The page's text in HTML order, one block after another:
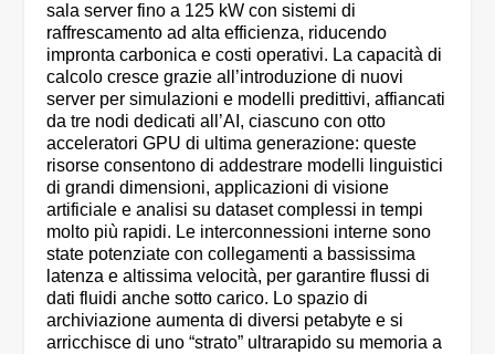
sala server fino a 125 kW con sistemi di
raffrescamento ad alta efficienza, riducendo
impronta carbonica e costi operativi. La capacità di
calcolo cresce grazie all’introduzione di nuovi
server per simulazioni e modelli predittivi, affiancati
da tre nodi dedicati all’AI, ciascuno con otto
acceleratori GPU di ultima generazione: queste
risorse consentono di addestrare modelli linguistici
di grandi dimensioni, applicazioni di visione
artificiale e analisi su dataset complessi in tempi
molto più rapidi. Le interconnessioni interne sono
state potenziate con collegamenti a bassissima
latenza e altissima velocità, per garantire flussi di
dati fluidi anche sotto carico. Lo spazio di
archiviazione aumenta di diversi petabyte e si
arricchisce di uno “strato” ultrarapido su memoria a